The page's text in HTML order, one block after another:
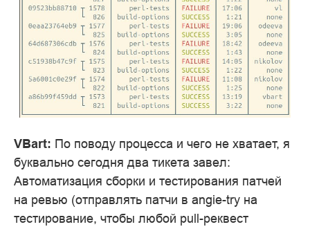
VBart: По поводу процесса и чего не хватает, я
буквально сегодня два тикета завел:
Автоматизация сборки и тестирования патчей
на ревью (отправлять патчи в angie-try на
тестирование, чтобы любой pull-реквест